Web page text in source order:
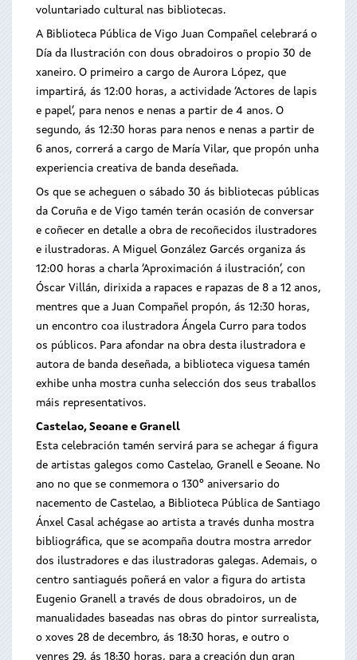
voluntariado cultural nas bibliotecas.
A Biblioteca Pública de Vigo Juan Compañel celebrará o
Día da Ilustración con dous obradoiros o propio 30 de
xaneiro. O primeiro a cargo de Aurora López, que
impartirá, ás 12:00 horas, a actividade ‘Actores de lapis
e papel’, para nenos e nenas a partir de 4 anos. O
segundo, ás 12:30 horas para nenos e nenas a partir de
6 anos, correrá a cargo de María Vilar, que propón unha
experiencia creativa de banda deseñada.
Os que se acheguen o sábado 30 ás bibliotecas públicas
da Coruña e de Vigo tamén terán ocasión de conversar
e coñecer en detalle a obra de recoñecidos ilustradores
e ilustradoras. A Miguel González Garcés organiza ás
12:00 horas a charla ‘Aproximación á ilustración’, con
Óscar Villán, dirixida a rapaces e rapazas de 8 a 12 anos,
mentres que a Juan Compañel propón, ás 12:30 horas,
un encontro coa ilustradora Ángela Curro para todos
os públicos. Para afondar na obra desta ilustradora e
autora de banda deseñada, a biblioteca viguesa tamén
exhibe unha mostra cunha selección dos seus traballos
máis representativos.
Castelao, Seoane e Granell
Esta celebración tamén servirá para se achegar á figura
de artistas galegos como Castelao, Granell e Seoane. No
ano no que se conmemora o 130º aniversario do
nacemento de Castelao, a Biblioteca Pública de Santiago
Ánxel Casal achégase ao artista a través dunha mostra
bibliográfica, que se acompaña doutra mostra arredor
dos ilustradores e das ilustradoras galegas. Ademais, o
centro santiagués poñerá en valor a figura do artista
Eugenio Granell a través de dous obradoiros, un de
manualidades baseadas nas obras do pintor surrealista,
o xoves 28 de decembro, ás 18:30 horas, e outro o
venres 29, ás 18:30 horas, para a creación dun gran